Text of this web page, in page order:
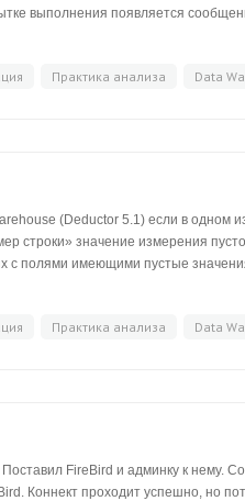
выполнения появляется
Практика анализа Data
(Deductor 5.1) если в одном
строки» значение измерения
с полями имеющими пустые
Практика анализа Data
FireBird и админку к нему.
Коннект проходит успешно, но